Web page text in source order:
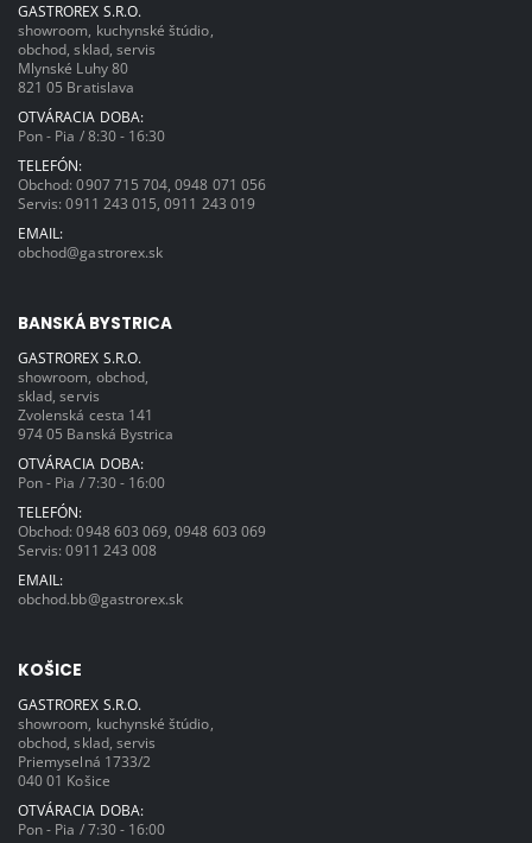
GASTROREX S.R.O.
showroom, kuchynské štúdio,
obchod, sklad, servis
Mlynské Luhy 80
821 05 Bratislava
OTVÁRACIA DOBA:
Pon - Pia / 8:30 - 16:30
TELEFÓN:
Obchod:0907 715 704 ,0948 071 056
Servis:0911 243 015 ,0911 243 019
EMAIL:
obchod@gastrorex.sk
BANSKÁ BYSTRICA
GASTROREX S.R.O.
showroom, obchod,
sklad, servis
Zvolenská cesta 141
974 05 Banská Bystrica
OTVÁRACIA DOBA:
Pon - Pia / 7:30 - 16:00
TELEFÓN:
Obchod:0948 603 069 ,0948 603 069
Servis:0911 243 008
EMAIL:
obchod.bb@gastrorex.sk
KOŠICE
GASTROREX S.R.O.
showroom, kuchynské štúdio,
obchod, sklad, servis
Priemyselná 1733/2
040 01 Košice
OTVÁRACIA DOBA:
Pon - Pia / 7:30 - 16:00